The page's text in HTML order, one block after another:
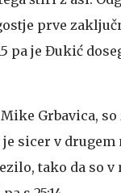
prve
pa je Đukić
Grbavica,
sicer v
tako da so